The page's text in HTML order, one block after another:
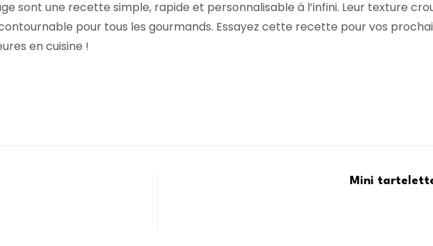
sont une recette simple, rapide et personnalisable à l’infini. Leur texture
pour tous les gourmands. Essayez cette recette pour vos
en cuisine !
Mini